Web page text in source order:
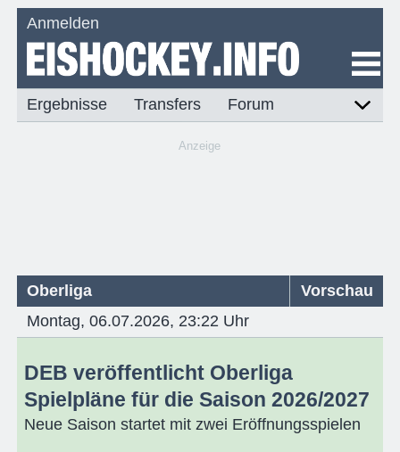
Anmelden
Ergebnisse Transfers Forum
Anzeige
Oberliga
Vorschau
Montag, 06.07.2026, 23:22 Uhr
DEB veröffentlicht Oberliga
Spielpläne für die Saison 2026/2027
Neue Saison startet mit zwei Eröffnungsspielen